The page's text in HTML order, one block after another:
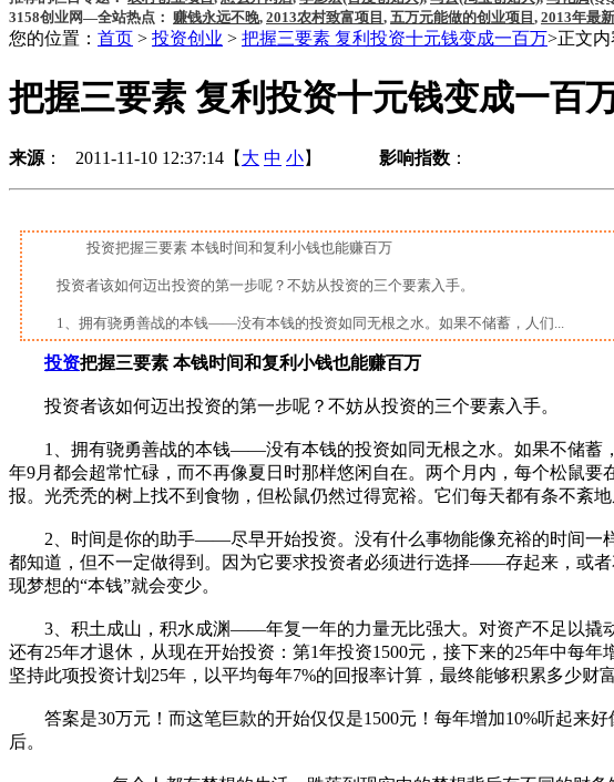
3158创业网—全站热点： 赚钱永远不晚, 2013农村致富项目 , 五万元能做的创业项目 , 2013年最
您的位置： 首页 > 投资创业 > 把握三要素 复利投资十元钱变成一百万>正文内
把握三要素 复利投资十元钱变成一百
来源 ： 2011-11-10 12:37:14【 大 中 小】 影响指数 ：
投资把握三要素 本钱时间和复利小钱也能赚百万
投资者该如何迈出投资的第一步呢？不妨从投资的三个要素入手。
1、拥有骁勇善战的本钱——没有本钱的投资如同无根之水。如果不储蓄，人们...
投资把握三要素 本钱时间和复利小钱也能赚百万
投资者该如何迈出投资的第一步呢？不妨从投资的三个要素入手。
1、拥有骁勇善战的本钱——没有本钱的投资如同无根之水。如果不储蓄，
年9月都会超常忙碌，而不再像夏日时那样悠闲自在。两个月内，每个松鼠
报。光秃秃的树上找不到食物，但松鼠仍然过得宽裕。它们每天都有条不紊
2、时间是你的助手——尽早开始投资。没有什么事物能像充裕的时间一
都知道，但不一定做得到。因为它要求投资者必须进行选择——存起来，或
现梦想的“本钱”就会变少。
3、积土成山，积水成渊——年复一年的力量无比强大。对资产不足以撬动
还有25年才退休，从现在开始投资：第1年投资1500元，接下来的25年中每
坚持此项投资计划25年，以平均每年7%的回报率计算，最终能够积累多少财
答案是30万元！而这笔巨款的开始仅仅是1500元！每年增加10%听起来
后。